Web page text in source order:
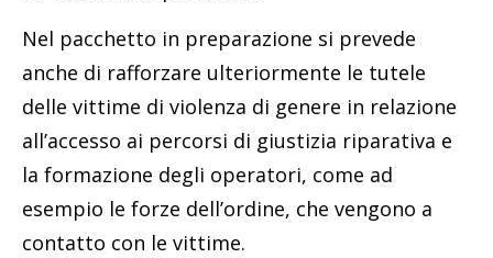
Nel pacchetto in preparazione si prevede
anche di rafforzare ulteriormente le tutele
delle vittime di violenza di genere in relazione
all’accesso ai percorsi di giustizia riparativa e
la formazione degli operatori, come ad
esempio le forze dell’ordine, che vengono a
contatto con le vittime.